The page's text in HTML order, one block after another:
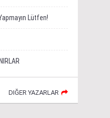
Lütfen!
DIĞER YAZARLAR